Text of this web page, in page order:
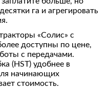
га и агрегировать
«Солис» с
доступны по цене,
с передачами.
(HST) удобнее в
начинающих
стоимость.